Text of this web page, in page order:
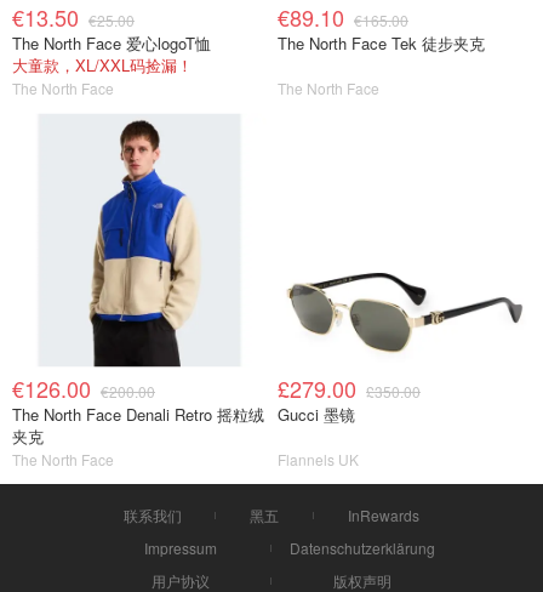
€13.50 €25.00
The North Face 爱心logoT恤
大童款，XL/XXL码捡漏！
The North Face
€89.10 €165.00
The North Face Tek 徒步夹克
The North Face
€126.00 €200.00
The North Face Denali Retro 摇粒绒
夹克
The North Face
£279.00 £350.00
Gucci 墨镜
Flannels UK
联系我们 黑五
InRewards
Impressum
Datenschutzerklärung
用户协议
版权声明